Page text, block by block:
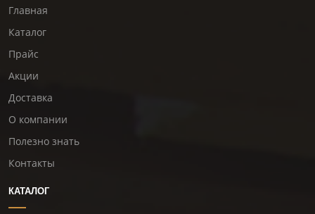
Главная
Каталог
Прайс
Акции
Доставка
О компании
Полезно знать
Контакты
КАТАЛОГ